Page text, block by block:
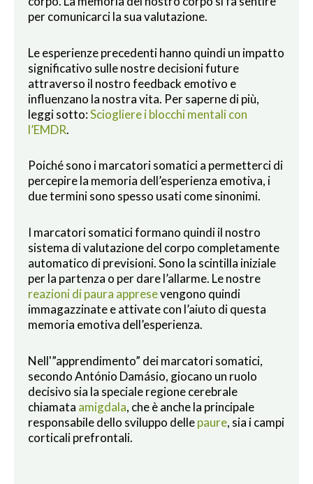
per comunicarci la sua valutazione.
Le esperienze precedenti hanno quindi un impatto
significativo sulle nostre decisioni future
attraverso il nostro feedback emotivo e
influenzano la nostra vita. Per saperne di più,
leggi sotto:Sciogliere i blocchi mentali con
l’EMDR.
Poiché sono i marcatori somatici a permetterci di
percepire la memoria dell’esperienza emotiva, i
due termini sono spesso usati come sinonimi.
I marcatori somatici formano quindi il nostro
sistema di valutazione del corpo completamente
automatico di previsioni. Sono la scintilla iniziale
per la partenza o per dare l’allarme. Le nostre
reazioni di paura appresevengono quindi
immagazzinate e attivate con l’aiuto di questa
memoria emotiva dell’esperienza.
Nell'”apprendimento” dei marcatori somatici,
secondo António Damásio, giocano un ruolo
decisivo sia la speciale regione cerebrale
chiamata amigdala, che è anche la principale
responsabile dello sviluppo dellepaure, sia i campi
corticali prefrontali.